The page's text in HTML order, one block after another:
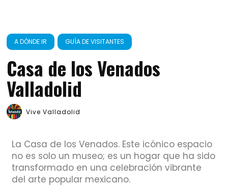
A DÓNDE IR GUÍA DE VISITANTES
Casa de los Venados
Valladolid
Vive Valladolid
La Casa de los Venados. Este icónico espacio
no es solo un museo; es un hogar que ha sido
transformado en una celebración vibrante
del arte popular mexicano.